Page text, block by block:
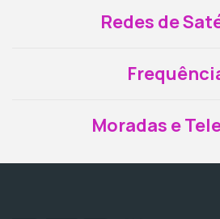
Redes de
Moradas e